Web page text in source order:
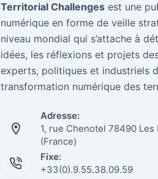
Territorial Challengesest une
numérique en forme de veille
niveau mondial qui s’attache à
idées, les réflexions et projets
experts, politiques et industriels
transformation numérique des
Adresse:
1, rue Chenotel 78490 Les
(France)
Fixe:
+33(0).9.55.38.09.59